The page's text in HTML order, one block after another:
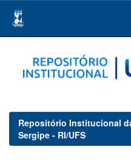
navigation
Repositório Institucional
Sergipe - RI/UFS